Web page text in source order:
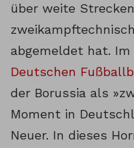
über weite
abgemeldet hat. Im
Deutschen
der Borussia als
Moment in
Neuer. In dieses